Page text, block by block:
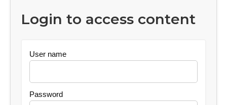
Login to access content
User name
Password